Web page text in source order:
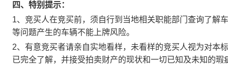
四、特别提示：
1、竞买人在竞买前，须自行到当地相关职能部门查询了解
等问题产生的车辆不能上牌风险。
2、有意竞买者请亲自实地看样，未看样的竞买人视为对本
已完全了解，并接受拍卖财产的现状和一切已知及未知的